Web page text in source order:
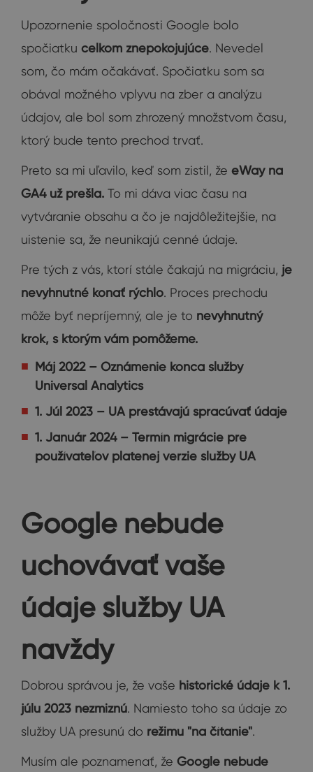
Upozornenie spoločnosti Google bolo
spočiatku celkom znepokojujúce. Nevedel
som, čo mám očakávať. Spočiatku som sa
obával možného vplyvu na zber a analýzu
údajov, ale bol som zhrozený množstvom času,
ktorý bude tento prechod trvať.
Preto sa mi uľavilo, keď som zistil, že eWay na
GA4 už prešla. To mi dáva viac času na
vytváranie obsahu a čo je najdôležitejšie, na
uistenie sa, že neunikajú cenné údaje.
Pre tých z vás, ktorí stále čakajú na migráciu, je
nevyhnutné konať rýchlo. Proces prechodu
môže byť nepríjemný, ale je to nevyhnutný
krok, s ktorým vám pomôžeme.
Máj 2022 – Oznámenie konca služby
Universal Analytics
1. Júl 2023 – UA prestávajú spracúvať údaje
1. Január 2024 – Termín migrácie pre
používateľov platenej verzie služby UA
Google nebude
uchovávať vaše
údaje služby UA
navždy
Dobrou správou je, že vaše historické údaje k 1.
júlu 2023 nezmiznú. Namiesto toho sa údaje zo
služby UA presunú do režimu "na čítanie".
Musím ale poznamenať, že Google nebude